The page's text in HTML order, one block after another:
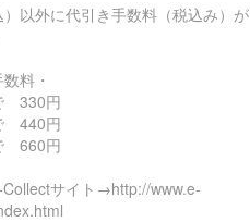
以外に代引き手数料（税込み）が
料・
330円
440円
660円
サイト→http://www.e-